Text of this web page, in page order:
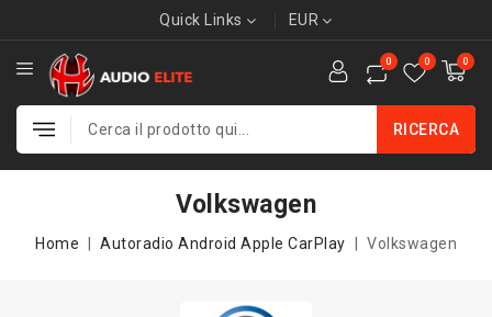
Quick Links EUR
0
0
0
RICERCA
Volkswagen
Home Autoradio Android Apple CarPlay Volkswagen